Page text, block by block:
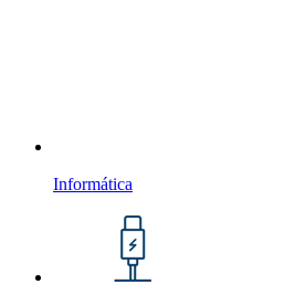
Informática